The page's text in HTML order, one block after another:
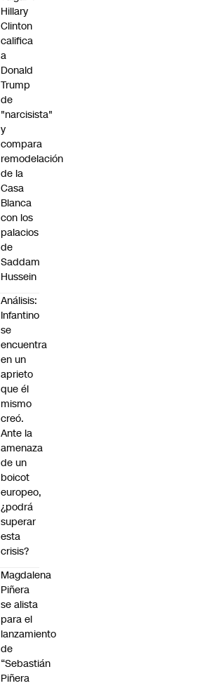
Hillary
Clinton
califica
a
Donald
Trump
de
"narcisista"
y
compara
remodelación
de la
Casa
Blanca
con los
palacios
de
Saddam
Hussein
Análisis:
Infantino
se
encuentra
en un
aprieto
que él
mismo
creó.
Ante la
amenaza
de un
boicot
europeo,
¿podrá
superar
esta
crisis?
Magdalena
Piñera
se alista
para el
lanzamiento
de
“Sebastián
Piñera